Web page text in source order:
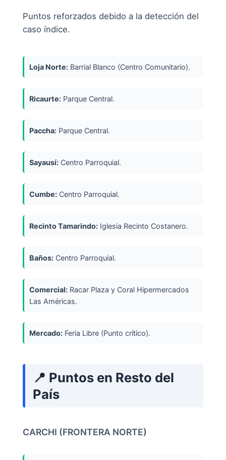
Puntos reforzados debido a la detección del
caso índice.
Loja Norte: Barrial Blanco (Centro Comunitario).
Ricaurte: Parque Central.
Paccha: Parque Central.
Sayausí: Centro Parroquial.
Cumbe: Centro Parroquial.
Recinto Tamarindo: Iglesia Recinto Costanero.
Baños: Centro Parroquial.
Comercial: Racar Plaza y Coral Hipermercados
Las Américas.
Mercado: Feria Libre (Punto crítico).
📍 Puntos en Resto del
País
CARCHI (FRONTERA NORTE)